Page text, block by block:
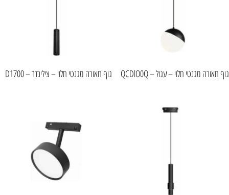
גוף תאורה מגנטי תלוי – עגול – QCDlO0Q גוף תאורה מגנטי תלוי – צילינדר – D1700